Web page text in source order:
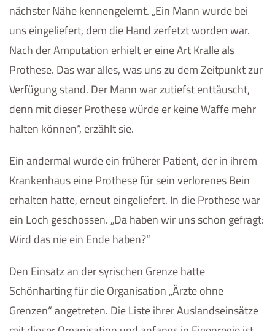
nächster Nähe kennengelernt. „Ein Mann wurde bei
uns eingeliefert, dem die Hand zerfetzt worden war.
Nach der Amputation erhielt er eine Art Kralle als
Prothese. Das war alles, was uns zu dem Zeitpunkt zur
Verfügung stand. Der Mann war zutiefst enttäuscht,
denn mit dieser Prothese würde er keine Waffe mehr
halten können“, erzählt sie.
Ein andermal wurde ein früherer Patient, der in ihrem
Krankenhaus eine Prothese für sein verlorenes Bein
erhalten hatte, erneut eingeliefert. In die Prothese war
ein Loch geschossen. „Da haben wir uns schon gefragt:
Wird das nie ein Ende haben?“
Den Einsatz an der syrischen Grenze hatte
Schönharting für die Organisation „Ärzte ohne
Grenzen“ angetreten. Die Liste ihrer Auslandseinsätze